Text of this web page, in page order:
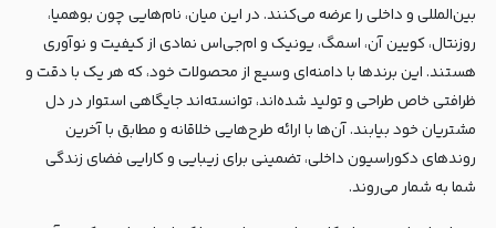
بین‌المللی و داخلی را عرضه می‌کنند. در این میان، نام‌هایی چون بوهمیا،
روزنتال، کویین آن، اسمگ، یونیک و ام‌جی‌اس نمادی از کیفیت و نوآوری
هستند. این برندها با دامنه‌ای وسیع از محصولات خود، که هر یک با دقت و
ظرافتی خاص طراحی و تولید شده‌اند، توانسته‌اند جایگاهی استوار در دل
مشتریان خود بیابند. آن‌ها با ارائه طرح‌هایی خلاقانه و مطابق با آخرین
روندهای دکوراسیون داخلی، تضمینی برای زیبایی و کارایی فضای زندگی
شما به شمار می‌روند.